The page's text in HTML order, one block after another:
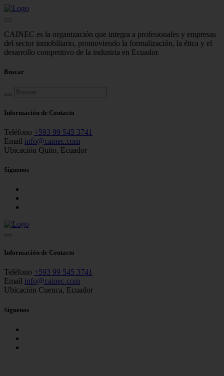
CAINEC es la organización que integra a profesionales y empresas
del sector inmobiliario, promoviendo la formalización, la ética y el
desarrollo competitivo de la industria en Ecuador.
Buscar
Información de Contacto
Teléfono +593 99 545 3741
Email info@cainec.com
Ubicación Quito, Ecuador
Síguenos
Información de Contacto
Teléfono +593 99 545 3741
Email info@cainec.com
Ubicación Cuenca, Ecuador
Síguenos